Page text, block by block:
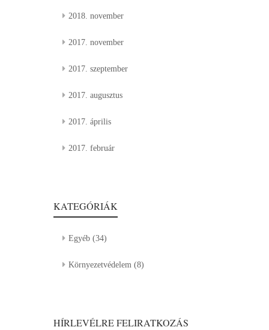
2018. november
2017. november
2017. szeptember
2017. augusztus
2017. április
2017. február
KATEGÓRIÁK
Egyéb (34)
Környezetvédelem (8)
HÍRLEVÉLRE FELIRATKOZÁS